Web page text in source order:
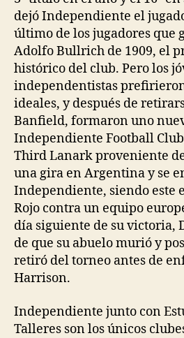
dejó Independiente el
último de los jugadores que
Adolfo Bullrich de 1909, el
histórico del club. Pero los
independentistas
ideales, y después de
Banfield, formaron uno
Independiente Football
Third Lanark proveniente
una gira en Argentina y se
Independiente, siendo este
Rojo contra un equipo
día siguiente de su victoria,
de que su abuelo murió y
retiró del torneo antes de
Harrison.
Independiente junto con
Talleres son los únicos